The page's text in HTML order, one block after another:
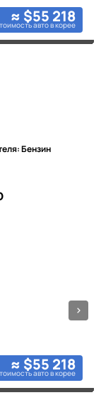
≈ $55 218
авто в корее
Бензин
≈ $55 218
авто в корее